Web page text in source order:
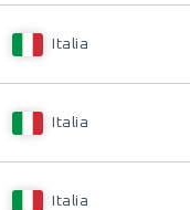
Italia
Italia
Italia